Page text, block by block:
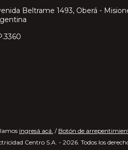
Beltrame 1493, Oberá -
ingresá acá. / Botón de
Centro S.A. - 2026. Todos los